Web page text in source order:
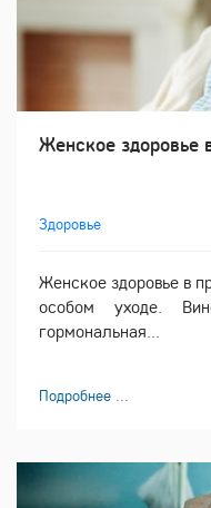
Женское здоровье
Здоровье
Женское здоровье в
особом уходе.
гормональная...
Подробнее ...